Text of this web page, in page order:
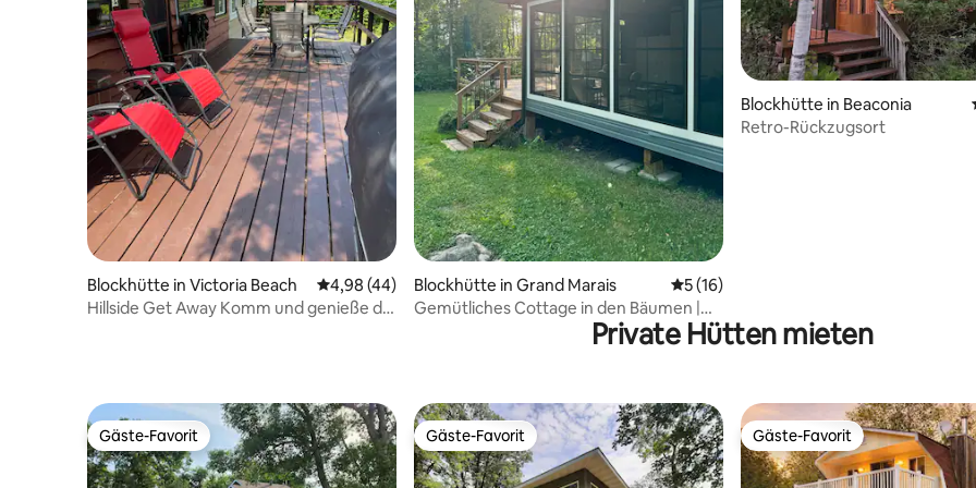
Blockhütte in Victoria Beach Durchschnittliche Bewertung: 4,98 von 5, 44 Bewertungen
4,98 (44)
Hillside Get Away Komm und genieße die
Blockhütte in Grand Marais Durchschnittliche Bewertung: 5 von 5,
5 (16)
Gemütliches Cottage in den Bäumen |
Blockhütte in Beaconia
Retro-Rückzugsort
Private Hütten mieten
Gäste-Favorit
Gäste-Favorit Gäste-Favorit
Gäste-Favorit Gäste-Favorit
Gäste-Favorit